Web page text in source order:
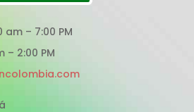
am – 7:00 PM
– 2:00 PM